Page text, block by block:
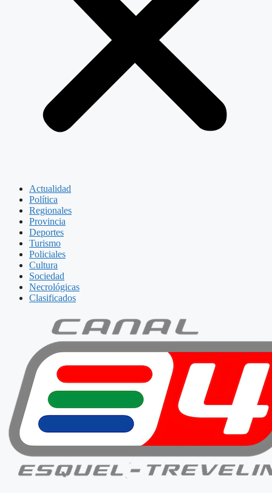
Actualidad
Política
Regionales
Provincia
Deportes
Turismo
Policiales
Cultura
Sociedad
Necrológicas
Clasificados